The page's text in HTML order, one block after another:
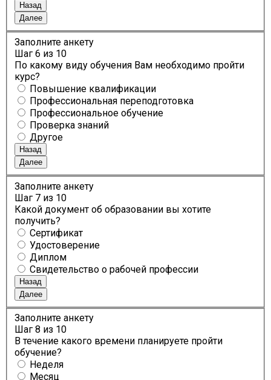
Назад
Далее
Заполните анкету
Шаг 6 из 10
По какому виду обучения Вам необходимо пройти
курс?
Повышение квалификации
Профессиональная переподготовка
Профессиональное обучение
Проверка знаний
Другое
Назад
Далее
Заполните анкету
Шаг 7 из 10
Какой документ об образовании вы хотите
получить?
Сертификат
Удостоверение
Диплом
Свидетельство о рабочей профессии
Назад
Далее
Заполните анкету
Шаг 8 из 10
В течение какого времени планируете пройти
обучение?
Неделя
Месяц